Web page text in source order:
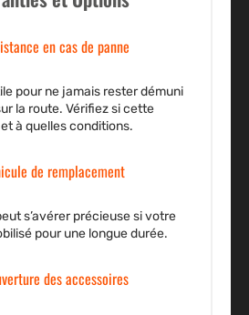
en cas de panne
pour ne jamais rester démuni
la route. Vérifiez si cette
à quelles conditions.
de remplacement
s’avérer précieuse si votre
pour une longue durée.
des accessoires